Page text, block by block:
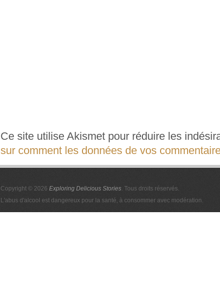
Ce site utilise Akismet pour réduire les
sur comment les données de vos
Copyright © 2026 Exploring Delicious Stories. Tous droits réservés.
L'abus d'alcool est dangereux pour la santé, à consommer avec modération.